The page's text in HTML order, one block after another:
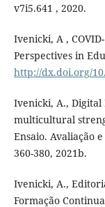
v7i5.641 , 2020.
Ivenicki, A ,
Perspectives in
http://dx.doi.org/
Ivenicki, A.,
multicultural
Ensaio. Avaliação
360-380, 2021b.
Ivenicki, A.,
Formação